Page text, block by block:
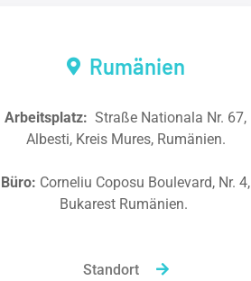
Rumänien
Arbeitsplatz:Straße Nationala Nr. 67,
Albesti, Kreis Mures, Rumänien.
Büro: Corneliu Coposu Boulevard, Nr. 4,
Bukarest Rumänien.
Standort